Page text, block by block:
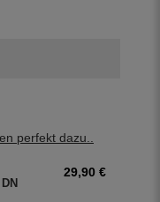
perfekt dazu..
29,90 €